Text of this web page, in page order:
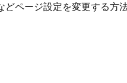
どページ設定を変更する方